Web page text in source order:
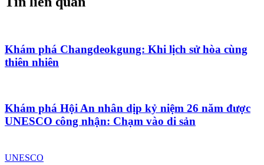
Khám phá Changdeokgung: Khi lịch sử hòa cùng
thiên nhiên
Khám phá Hội An nhân dịp kỷ niệm 26 năm được
UNESCO công nhận: Chạm vào di sản
UNESCO